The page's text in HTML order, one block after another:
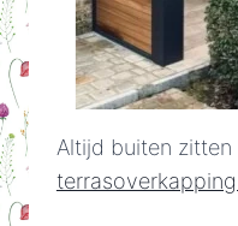
Altijd buiten zitten